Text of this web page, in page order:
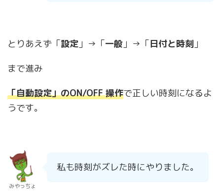
とりあえず「設定」→「一般」→「日付と時刻」
まで進み
「自動設定」のON/OFF 操作で正しい時刻になるよ
うです。
みやっちょ
私も時刻がズレた時にやりました。